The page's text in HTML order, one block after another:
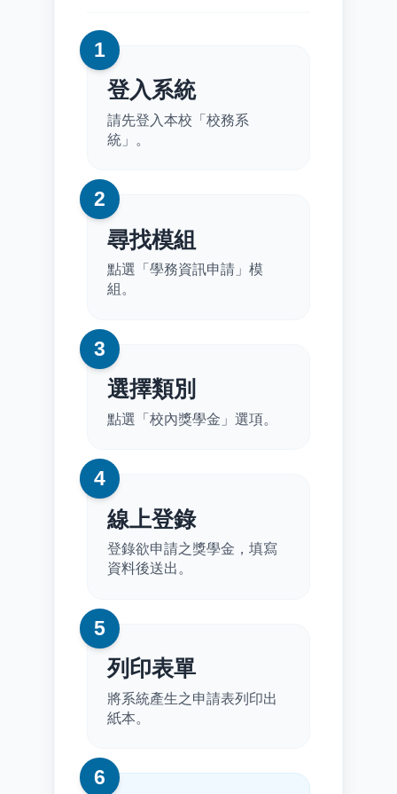
1
登入系統
請先登入本校「校務系
統」。
2
尋找模組
點選「學務資訊申請」模
組。
3
選擇類別
點選「校內獎學金」選項。
4
線上登錄
登錄欲申請之獎學金，填寫
資料後送出。
5
列印表單
將系統產生之申請表列印出
紙本。
6